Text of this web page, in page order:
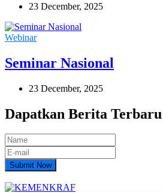
23 December, 2025
Webinar
Seminar Nasional
23 December, 2025
Dapatkan Berita
Submit Now